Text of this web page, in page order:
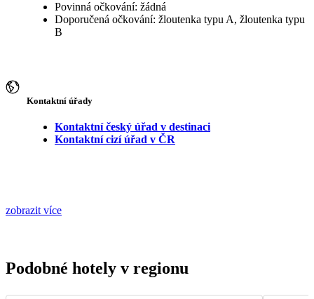
Povinná očkování: žádná
Doporučená očkování: žloutenka typu A, žloutenka typu
B
Kontaktní úřady
Kontaktní český úřad v destinaci
Kontaktní cizí úřad v ČR
zobrazit více
Podobné hotely v regionu